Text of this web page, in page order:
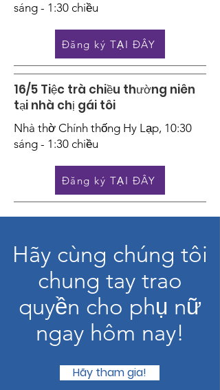
sáng - 1:30 chiều
Đăng ký TẠI ĐÂY
16/5 Tiệc trà chiều thường niên
tại nhà chị gái tôi
Nhà thờ Chính thống Hy Lạp, 10:30
sáng - 1:30 chiều
Đăng ký TẠI ĐÂY
Hãy cùng chúng tôi
chung tay trao
quyền cho phụ nữ
ngay hôm nay!
Hãy tham gia!